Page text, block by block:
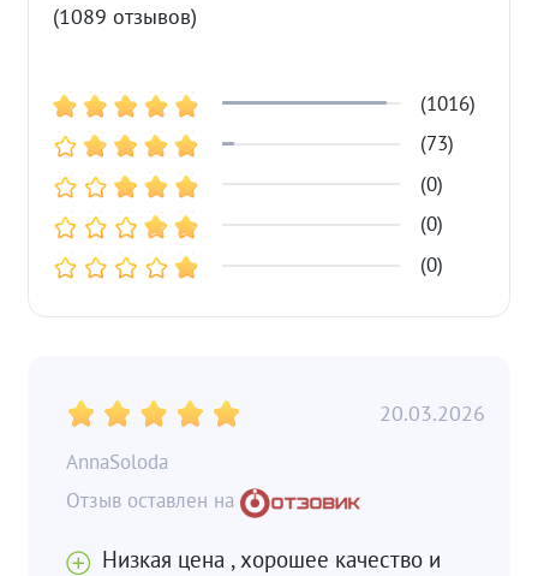
(1089 отзывов)
(1016)
(73)
(0)
(0)
(0)
AnnaSoloda
20.03.2026
Низкая цена , хорошее качество и